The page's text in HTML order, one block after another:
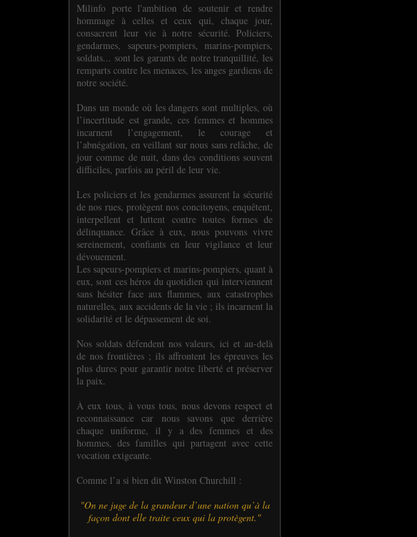
Milinfo porte l'ambition de soutenir et rendre
hommage à celles et ceux qui, chaque jour,
consacrent leur vie à notre sécurité. Policiers,
gendarmes, sapeurs-pompiers, marins-pompiers,
soldats... sont les garants de notre tranquillité, les
remparts contre les menaces, les anges gardiens de
notre société.
Dans un monde où les dangers sont multiples, où
l’incertitude est grande, ces femmes et hommes
incarnent l’engagement, le courage et
l’abnégation, en veillant sur nous sans relâche, de
jour comme de nuit, dans des conditions souvent
difficiles, parfois au péril de leur vie.
Les policiers et les gendarmes assurent la sécurité
de nos rues, protègent nos concitoyens, enquêtent,
interpellent et luttent contre toutes formes de
délinquance. Grâce à eux, nous pouvons vivre
sereinement, confiants en leur vigilance et leur
dévouement.
Les sapeurs-pompiers et marins-pompiers, quant à
eux, sont ces héros du quotidien qui interviennent
sans hésiter face aux flammes, aux catastrophes
naturelles, aux accidents de la vie ; ils incarnent la
solidarité et le dépassement de soi.
Nos soldats défendent nos valeurs, ici et au-delà
de nos frontières ; ils affrontent les épreuves les
plus dures pour garantir notre liberté et préserver
la paix.
À eux tous, à vous tous, nous devons respect et
reconnaissance car nous savons que derrière
chaque uniforme, il y a des femmes et des
hommes, des familles qui partagent avec cette
vocation exigeante.
Comme l’a si bien dit Winston Churchill :
"On ne juge de la grandeur d’une nation qu’à la
façon dont elle traite ceux qui la protègent."